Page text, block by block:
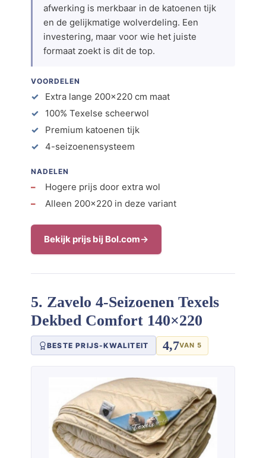
afwerking is merkbaar in de katoenen tijk
en de gelijkmatige wolverdeling. Een
investering, maar voor wie het juiste
formaat zoekt is dit de top.
VOORDELEN
Extra lange 200×220 cm maat
100% Texelse scheerwol
Premium katoenen tijk
4-seizoenensysteem
NADELEN
Hogere prijs door extra wol
Alleen 200×220 in deze variant
Bekijk prijs bij Bol.com
5. Zavelo 4-Seizoenen Texels
Dekbed Comfort 140×220
BESTE PRIJS-KWALITEIT 4,7VAN 5